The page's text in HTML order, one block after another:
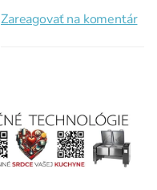
Zareagovať na komentár